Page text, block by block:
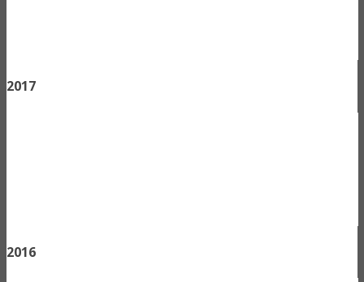
2017
2016